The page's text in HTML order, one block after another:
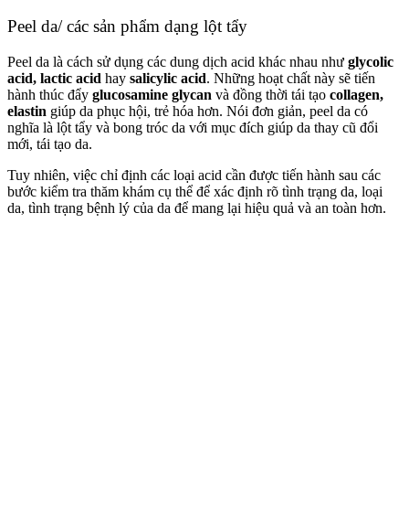
Peel da/ các sản phẩm dạng lột tẩy
Peel da là cách sử dụng các dung dịch acid khác nhau như glycolic
acid, lactic acid hay salicylic acid. Những hoạt chất này sẽ tiến
hành thúc đẩy glucosamine glycan và đồng thời tái tạo collagen,
elastin giúp da phục hội, trẻ hóa hơn. Nói đơn giản, peel da có
nghĩa là lột tẩy và bong tróc da với mục đích giúp da thay cũ đổi
mới, tái tạo da.
Tuy nhiên, việc chỉ định các loại acid cần được tiến hành sau các
bước kiểm tra thăm khám cụ thể để xác định rõ tình trạng da, loại
da, tình trạng bệnh lý của da để mang lại hiệu quả và an toàn hơn.